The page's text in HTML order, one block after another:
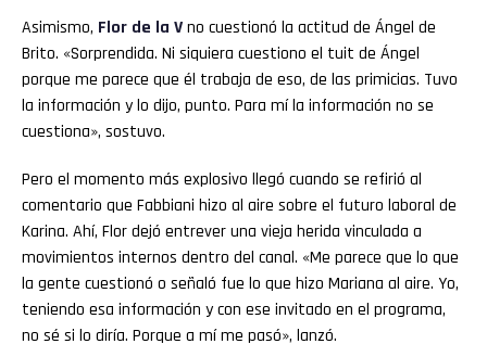
Asimismo, Flor de la Vno cuestionó la actitud de Ángel de
Brito. «Sorprendida. Ni siquiera cuestiono el tuit de Ángel
porque me parece que él trabaja de eso, de las primicias. Tuvo
la información y lo dijo, punto. Para mí la información no se
cuestiona», sostuvo.
Pero el momento más explosivo llegó cuando se refirió al
comentario que Fabbiani hizo al aire sobre el futuro laboral de
Karina. Ahí, Flor dejó entrever una vieja herida vinculada a
movimientos internos dentro del canal. «Me parece que lo que
la gente cuestionó o señaló fue lo que hizo Mariana al aire. Yo,
teniendo esa información y con ese invitado en el programa,
no sé si lo diría. Porque a mí me pasó», lanzó.